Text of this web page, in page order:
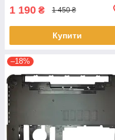
1 190 ₴ 1 450 ₴
Купити
–18%